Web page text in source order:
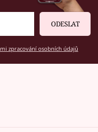
ODESLAT
zpracování osobních údajů